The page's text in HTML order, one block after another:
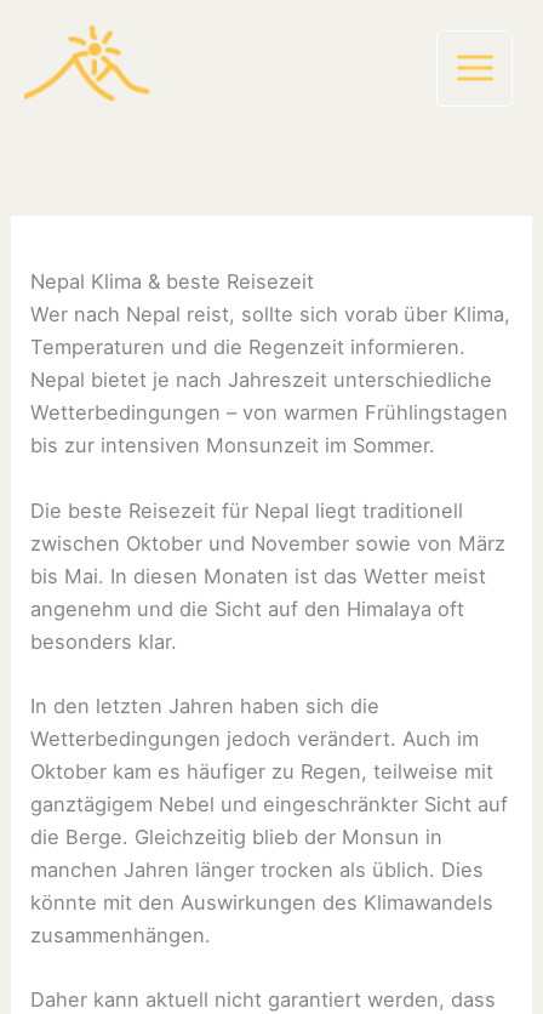
springen
Nepal Klima & beste Reisezeit
Wer nach Nepal reist, sollte sich vorab über Klima,
Temperaturen und die Regenzeit informieren.
Nepal bietet je nach Jahreszeit unterschiedliche
Wetterbedingungen – von warmen Frühlingstagen
bis zur intensiven Monsunzeit im Sommer.
Die beste Reisezeit für Nepal liegt traditionell
zwischen Oktober und November sowie von März
bis Mai. In diesen Monaten ist das Wetter meist
angenehm und die Sicht auf den Himalaya oft
besonders klar.
In den letzten Jahren haben sich die
Wetterbedingungen jedoch verändert. Auch im
Oktober kam es häufiger zu Regen, teilweise mit
ganztägigem Nebel und eingeschränkter Sicht auf
die Berge. Gleichzeitig blieb der Monsun in
manchen Jahren länger trocken als üblich. Dies
könnte mit den Auswirkungen des Klimawandels
zusammenhängen.
Daher kann aktuell nicht garantiert werden, dass